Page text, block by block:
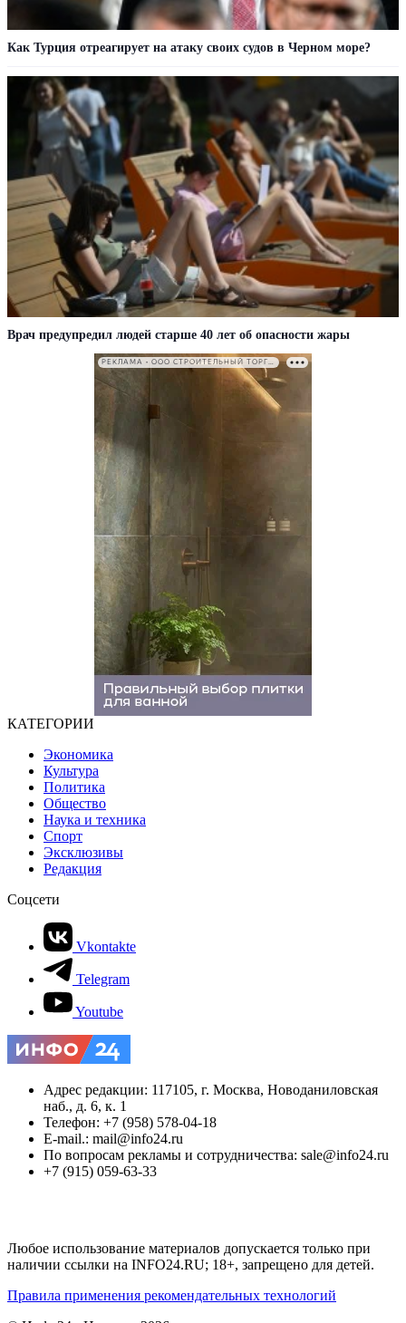
Как Турция отреагирует на атаку своих судов в Черном море?
Врач предупредил людей старше 40 лет об опасности жары
РЕКЛАМА • ООО СТРОИТЕЛЬНЫЙ ТОРГОВЫЙ ДОМ «ПЕТРОВИЧ». ИНН: 7802348846
КАТЕГОРИИ
Экономика
Культура
Политика
Общество
Наука и техника
Спорт
Эксклюзивы
Редакция
Соцсети
Vkontakte
Telegram
Youtube
Адрес редакции: 117105, г. Москва, Новоданиловская
наб., д. 6, к. 1
Телефон: +7 (958) 578-04-18
E-mail.: mail@info24.ru
По вопросам рекламы и сотрудничества: sale@info24.ru
+7 (915) 059-63-33
Любое использование материалов допускается только при
наличии ссылки на INFO24.RU; 18+, запрещено для детей.
Правила применения рекомендательных технологий